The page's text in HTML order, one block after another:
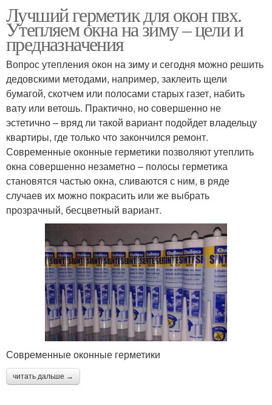
Лучший герметик для окон пвх.
Утепляем окна на зиму – цели и
предназначения
Вопрос утепления окон на зиму и сегодня можно решить
дедовскими методами, например, заклеить щели
бумагой, скотчем или полосами старых газет, набить
вату или ветошь. Практично, но совершенно не
эстетично – вряд ли такой вариант подойдет владельцу
квартиры, где только что закончился ремонт.
Современные оконные герметики позволяют утеплить
окна совершенно незаметно – полосы герметика
становятся частью окна, сливаются с ним, в ряде
случаев их можно покрасить или же выбрать
прозрачный, бесцветный вариант.
Современные оконные герметики
читать дальше →